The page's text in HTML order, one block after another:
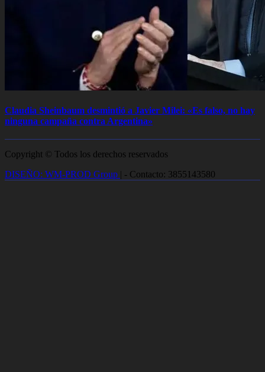
Claudia Sheinbaum desmintió a Javier Milei: «Es falso, no hay
ninguna campaña contra Argentina»
Copyright © Todos los derechos reservados
DISEÑO: WM-PROD Group | - Contacto: 3855143580